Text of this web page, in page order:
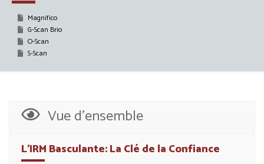
Magnifico
G-Scan Brio
O-Scan
S-Scan
Vue d’ensemble
L’IRM Basculante: La Clé de la Confiance